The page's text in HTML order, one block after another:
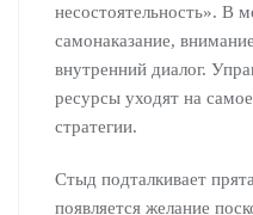
несостоятельность». В
самонаказание,
внутренний диалог.
ресурсы уходят на
стратегии.
Стыд подталкивает
появляется желание